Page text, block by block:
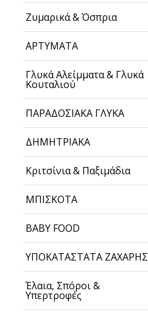
Ζυμαρικά & Όσπρια
ΑΡΤΥΜΑΤΑ
Γλυκά Αλείμματα & Γλυκά
Κουταλιού
ΠΑΡΑΔΟΣΙΑΚΑ ΓΛΥΚΑ
ΔΗΜΗΤΡΙΑΚΑ
Κριτσίνια & Παξιμάδια
ΜΠΙΣΚΟΤΑ
BABY FOOD
ΥΠΟΚΑΤΑΣΤΑΤΑ ΖΑΧΑΡΗΣ
Έλαια, Σπόροι &
Υπερτροφές